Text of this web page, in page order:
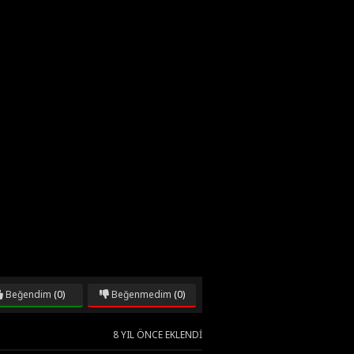
Beğendim (0) Beğenmedim (0)
8 YIL ÖNCE EKLENDI